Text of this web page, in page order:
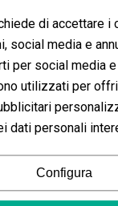
di grande attrattiva
sono venduti a
The Green Brand
per l'uso o la
anche
di accettare i
social media e
per social media
utilizzati per
dati personali
Configura